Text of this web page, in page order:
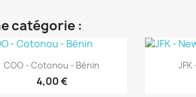
catégorie :
Aperçu rapide
COO - Cotonou - Bénin
4,00 €

JFK